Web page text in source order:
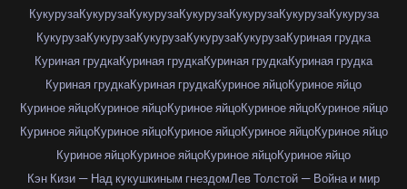
КукурузаКукурузаКукурузаКукурузаКукурузаКукурузаКукуруза
КукурузаКукурузаКукурузаКукурузаКукурузаКуриная грудка
Куриная грудкаКуриная грудкаКуриная грудкаКуриная грудка
Куриная грудкаКуриная грудкаКуриное яйцоКуриное яйцо
Куриное яйцоКуриное яйцоКуриное яйцоКуриное яйцоКуриное яйцо
Куриное яйцоКуриное яйцоКуриное яйцоКуриное яйцоКуриное яйцо
Куриное яйцоКуриное яйцоКуриное яйцоКуриное яйцо
Кэн Кизи — Над кукушкиным гнездомЛев Толстой — Война и мир